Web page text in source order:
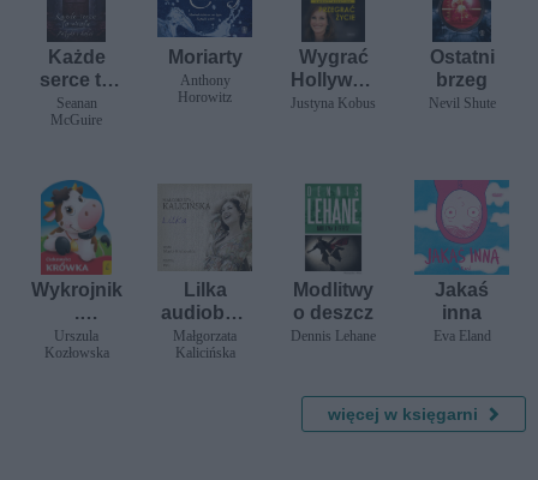
Każde
serce to
wrota /
Patyki i
Seanan
McGuire
Moriarty
Anthony
Horowitz
Wygrać
Hollywoo
d,
życia
gwiazd
kina
Justyna Kobus
Ostatni
brzeg
Nevil Shute
Wykrojnik
.
Ciekawsk
a krówka
Urszula
Kozłowska
Lilka
audioboo
k
Małgorzata
Kalicińska
Modlitwy
o deszcz
Dennis Lehane
Jakaś
inna
Eva Eland
więcej w księgarni